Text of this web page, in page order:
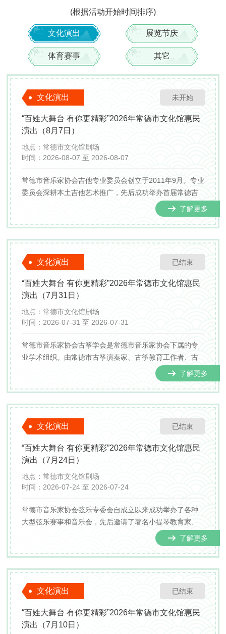
二 三
27 28 29 30
31
5 6
10
11 12 13
14
17
24
25 26 27
28
31
(根据活动开始时间排序)
文化演出 展览节庆
体育赛事 其它
未开始
文化演出
“百姓大舞台 有你更精彩”2026年常德市文化馆惠民
演出（8月7日）
地点： 常德市文化馆剧场
时间： 2026-08-07 至 2026-08-07
常德市音乐家协会吉他专业委员会创立于2011年9月。专业
委员会深耕本土吉他艺术推广，先后成功举办首届常德吉
他大赛、吉他专场音乐会等系列品牌文艺活动。
了解更多
已结束
文化演出
“百姓大舞台 有你更精彩”2026年常德市文化馆惠民
演出（7月31日）
地点： 常德市文化馆剧场
时间： 2026-07-31 至 2026-07-31
常德市音乐家协会古筝学会是常德市音乐家协会下属的专
业学术组织。由常德市古筝演奏家、古筝教育工作者、古
筝爱好者、社会活动家组成的非牟利性组织。古筝学会成
了解更多
已结束
文化演出
“百姓大舞台 有你更精彩”2026年常德市文化馆惠民
演出（7月24日）
地点： 常德市文化馆剧场
时间： 2026-07-24 至 2026-07-24
常德市音乐家协会弦乐专委会自成立以来成功举办了各种
大型弦乐赛事和音乐会，先后邀请了著名小提琴教育家、
湖南省音协弦乐专业委员会原会长黄祝英女士，著名小提
琴演奏家、一级演奏员沈小放先生，湖南省湖师大音乐学
院理论作曲教授、硕士研究生导师冯往前教授，中国著名
音乐教...
了解更多
已结束
文化演出
“百姓大舞台 有你更精彩”2026年常德市文化馆惠民
演出（7月10日）